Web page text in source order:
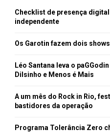
Checklist de presença
independente
Os Garotin fazem dois
Léo Santana leva o
Dilsinho e Menos é Mais
A um mês do Rock in Rio,
bastidores da operação
Programa Tolerância Zero